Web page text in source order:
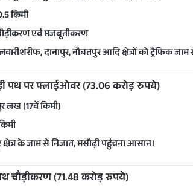
किमी
एवं मजबूतीकरण
दानापुर, नौबतपुर आदि क्षेत्रों को ट्रैफिक जाम
पथ पर फ्लाईओवर (73.06 करोड़ रुपये)
लख (17वें किमी)
के जाम से निजात, मसौढ़ी पहुंचना आसान।
चौड़ीकरण (71.48 करोड़ रुपये)